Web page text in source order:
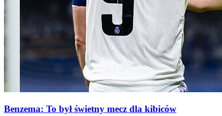
Benzema: To był świetny mecz dla kibiców